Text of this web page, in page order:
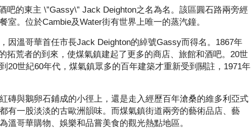
的東主 \”Gassy\” Jack Deighton之名為名。該區圓石路兩旁經
。位於Cambie及Water街有世界上唯一的蒸汽鐘。
溫哥華首任市長Jack Deighton的綽號Gassy而得名。1867年
拓荒者的到來，使煤氣鎮建起了更多的商店、旅館和酒吧。20世
20世紀60年代，煤氣鎮眾多的百年建築才重新受到關註，1971年
磚與鵝卵石鋪成的小徑上，還是走入經歷百年滄桑的維多利亞式
有一股淡淡的古歐洲韻味。而煤氣鎮街道兩旁的藝術品店、藝
溫哥華購物、娛樂和品嘗美食的觀光熱點地區。